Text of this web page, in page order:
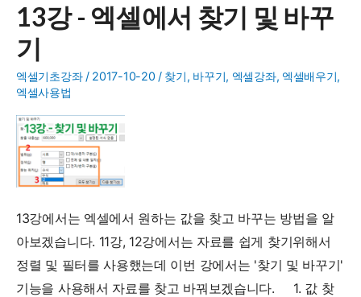
13강 - 엑셀에서 찾기 및 바꾸
기
엑셀기초강좌/ 2017-10-20 / 찾기, 바꾸기, 엑셀강좌, 엑셀배우기,
엑셀사용법
13강에서는 엑셀에서 원하는 값을 찾고 바꾸는 방법을 알
아보겠습니다. 11강, 12강에서는 자료를 쉽게 찾기위해서
정렬 및 필터를 사용했는데 이번 강에서는 '찾기 및 바꾸기'
기능을 사용해서 자료를 찾고 바꿔보겠습니다. 1. 값 찾